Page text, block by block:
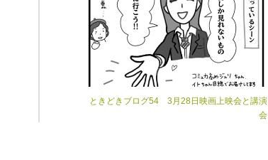
ときどきブログ54 3月28日映画上映会と講演
会